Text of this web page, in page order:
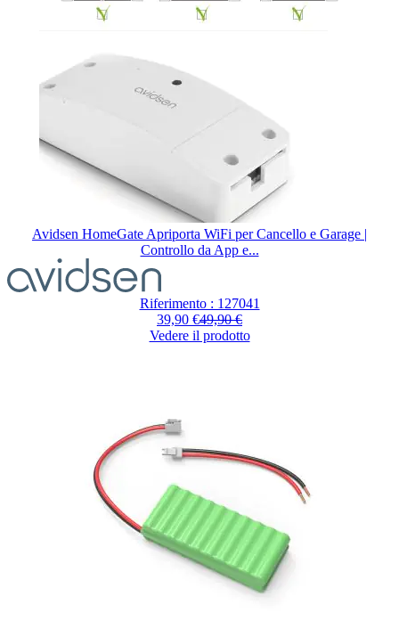
Avidsen HomeGate Apriporta WiFi per Cancello e Garage |
Controllo da App e...
Riferimento : 127041
39,90 €49,90 €
Vedere il prodotto